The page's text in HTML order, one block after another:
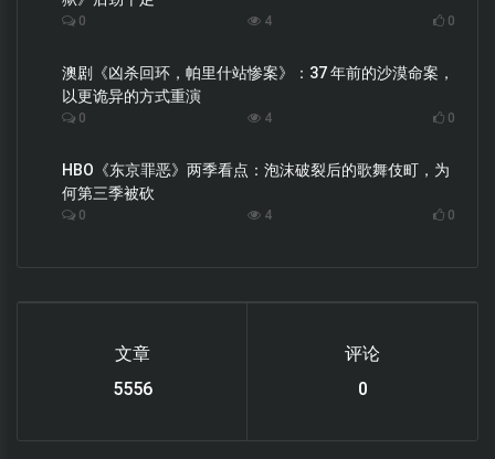
0 4 0
澳剧《凶杀回环，帕里什站惨案》：37 年前的沙漠命案，
以更诡异的方式重演
0 4 0
HBO《东京罪恶》两季看点：泡沫破裂后的歌舞伎町，为
何第三季被砍
0 4 0
文章
6220
评论
0